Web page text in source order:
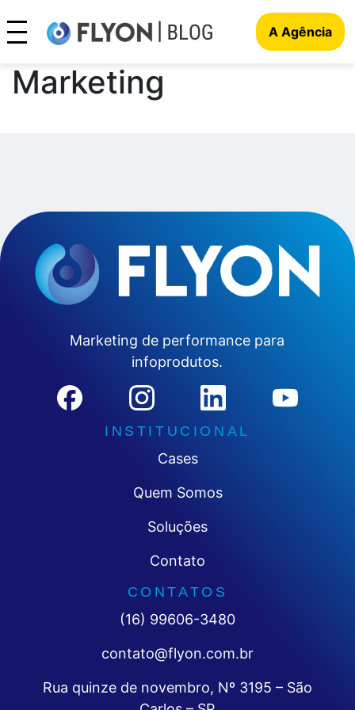
A Agência
Obrigado – Inbound
Marketing
Marketing de performance para
infoprodutos.
INSTITUCIONAL
Cases
Quem Somos
Soluções
Contato
CONTATOS
(16) 99606-3480
contato@flyon.com.br
Rua quinze de novembro, Nº 3195 – São